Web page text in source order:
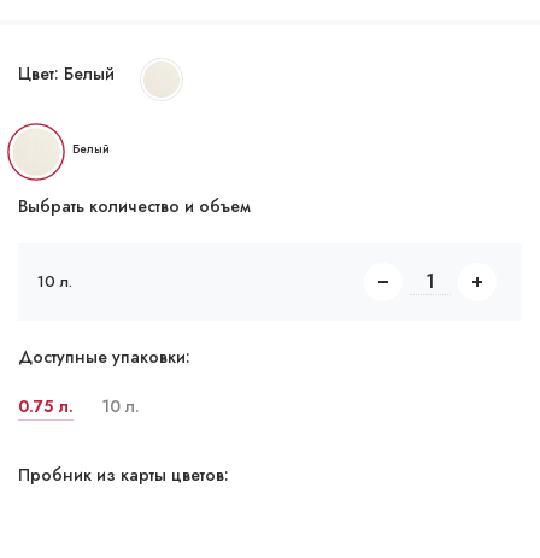
Цвет: Белый
Белый
Выбрать количество и объем
10 л.
Доступные упаковки:
0.75 л. 10 л.
Пробник из карты цветов: